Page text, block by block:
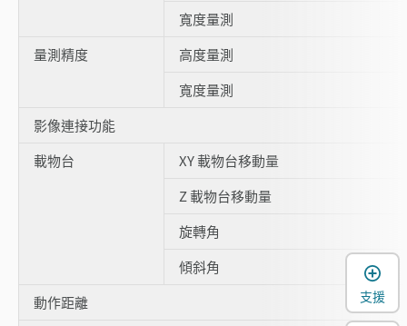
寬度量測
量測精度
高度量測
寬度量測
影像連接功能
載物台
XY 載物台移動量
Z 載物台移動量
旋轉角
傾斜角
動作距離
支援